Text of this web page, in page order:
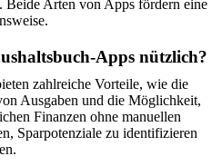
Beide Arten von Apps fördern eine
Apps nützlich?
zahlreiche Vorteile, wie die
Ausgaben und die Möglichkeit,
Finanzen ohne manuellen
Sparpotenziale zu identifizieren